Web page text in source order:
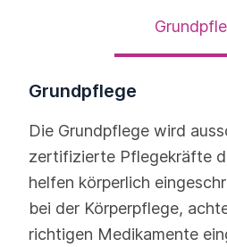
Grundpflege
Die Grundpflege wird
zertifizierte Pflegekräfte
helfen körperlich
bei der Körperpflege,
richtigen Medikamente